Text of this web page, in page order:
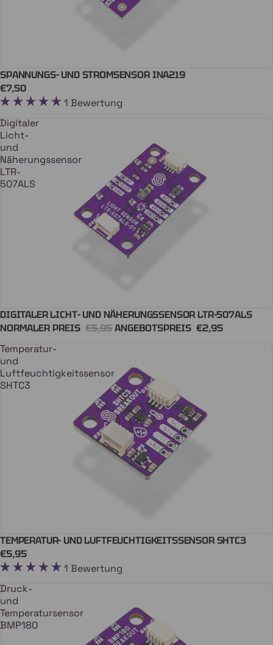
QWIIC
In Den Einkaufswagen
SPANNUNGS- UND STROMSENSOR INA219
€7,50
1 Bewertung
Digitaler
Licht-
und
Näherungssensor
LTR-
507ALS
QWIIC
In Den Einkaufswagen
DIGITALER LICHT- UND NÄHERUNGSSENSOR LTR-507ALS
NORMALER PREIS €5,95ANGEBOTSPREIS €2,95
Temperatur-
und
Luftfeuchtigkeitssensor
SHTC3
QWIIC
In Den Einkaufswagen
TEMPERATUR- UND LUFTFEUCHTIGKEITSSENSOR SHTC3
€5,95
1 Bewertung
Druck-
und
Temperatursensor
BMP180